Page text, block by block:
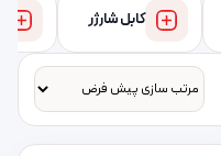
کابل شارژر